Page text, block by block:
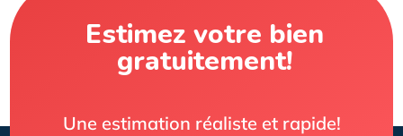
Estimez votre bien
gratuitement!
Une estimation réaliste et rapide!